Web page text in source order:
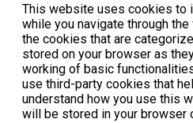
This website uses cookies to
while you navigate through
the cookies that are
stored on your browser as
working of basic
use third-party cookies that
understand how you use this
will be stored in your browser